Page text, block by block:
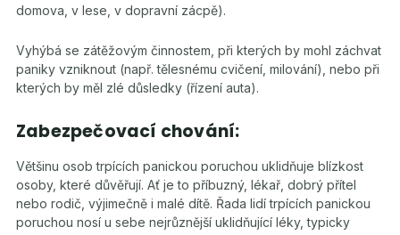
domova, v lese, v dopravní zácpě).
Vyhýbá se zátěžovým činnostem, při kterých by mohl záchvat
paniky vzniknout (např. tělesnému cvičení, milování), nebo při
kterých by měl zlé důsledky (řízení auta).
Zabezpečovací chování:
Většinu osob trpících panickou poruchou uklidňuje blízkost
osoby, které důvěřují. Ať je to příbuzný, lékař, dobrý přítel
nebo rodič, výjimečně i malé dítě. Řada lidí trpících panickou
poruchou nosí u sebe nejrůznější uklidňující léky, typicky